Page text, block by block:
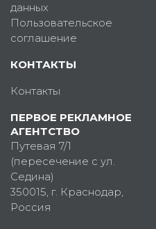
данных
Пользовательское
соглашение
КОНТАКТЫ
Контакты
ПЕРВОЕ РЕКЛАМНОЕ
АГЕНТСТВО
Путевая 7/1
(пересечение с ул.
Седина)
350015, г. Краснодар,
Россия